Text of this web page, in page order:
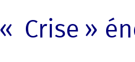
« Crise »